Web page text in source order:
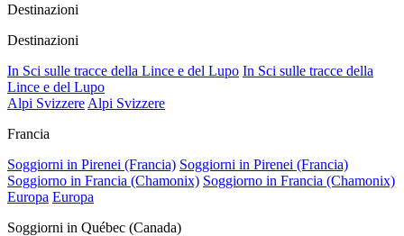
Destinazioni
Destinazioni
In Sci sulle tracce della Lince e del Lupo In Sci sulle tracce della
Lince e del Lupo
Alpi Svizzere Alpi Svizzere
Francia
Soggiorni in Pirenei (Francia) Soggiorni in Pirenei (Francia)
Soggiorno in Francia (Chamonix) Soggiorno in Francia (Chamonix)
Europa Europa
Soggiorni in Québec (Canada)